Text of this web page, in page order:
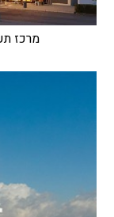
מרכז